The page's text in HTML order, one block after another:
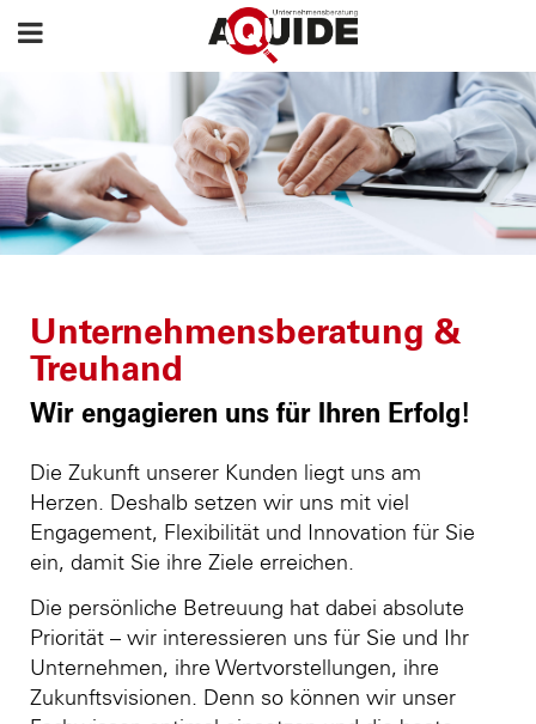
Unternehmensberatung &
Treuhand
Wir engagieren uns für Ihren Erfolg!
Die Zukunft unserer Kunden liegt uns am
Herzen. Deshalb setzen wir uns mit viel
Engagement, Flexibilität und Innovation für Sie
ein, damit Sie ihre Ziele erreichen.
Die persönliche Betreuung hat dabei absolute
Priorität – wir interessieren uns für Sie und Ihr
Unternehmen, ihre Wertvorstellungen, ihre
Zukunftsvisionen. Denn so können wir unser